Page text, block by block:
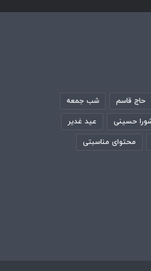
حاج قاسم شب جمعه
حسینی عید غدیر
محتوای مناسبتی